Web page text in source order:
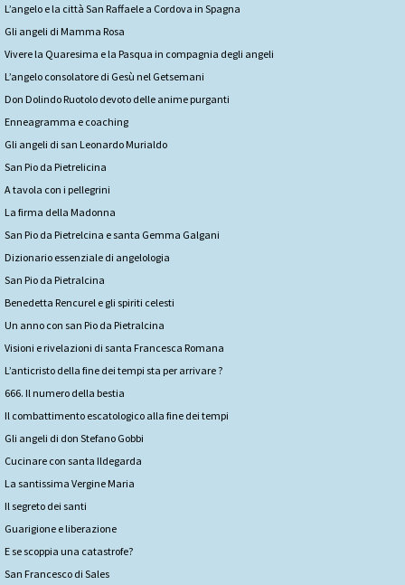
L’angelo e la città San Raffaele a Cordova in Spagna
Gli angeli di Mamma Rosa
Vivere la Quaresima e la Pasqua in compagnia degli angeli
L’angelo consolatore di Gesù nel Getsemani
Don Dolindo Ruotolo devoto delle anime purganti
Enneagramma e coaching
Gli angeli di san Leonardo Murialdo
San Pio da Pietrelicina
A tavola con i pellegrini
La firma della Madonna
San Pio da Pietrelcina e santa Gemma Galgani
Dizionario essenziale di angelologia
San Pio da Pietralcina
Benedetta Rencurel e gli spiriti celesti
Un anno con san Pio da Pietralcina
Visioni e rivelazioni di santa Francesca Romana
L’anticristo della fine dei tempi sta per arrivare ?
666. Il numero della bestia
Il combattimento escatologico alla fine dei tempi
Gli angeli di don Stefano Gobbi
Cucinare con santa Ildegarda
La santissima Vergine Maria
Il segreto dei santi
Guarigione e liberazione
E se scoppia una catastrofe?
San Francesco di Sales